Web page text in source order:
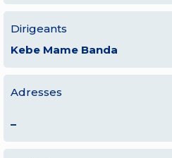
Dirigeants
Kebe Mame Banda
Adresses
–